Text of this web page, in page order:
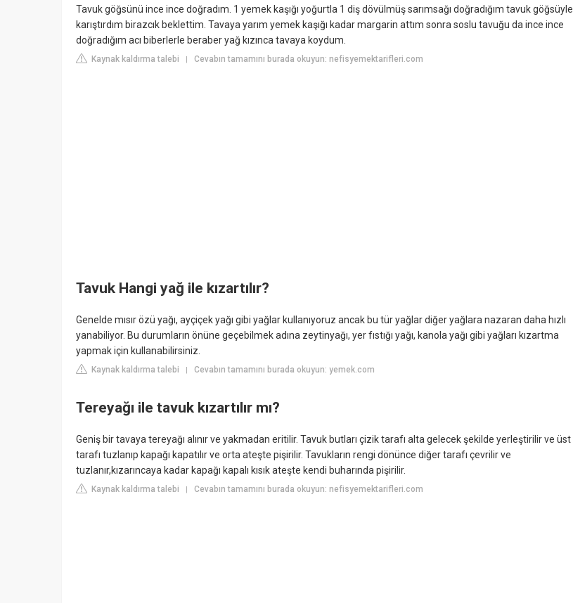
Tavuk göğsünü ince ince doğradım. 1 yemek kaşığı yoğurtla 1 diş dövülmüş sarımsağı doğradığım tavuk göğsüyle
karıştırdım birazcık beklettim. Tavaya yarım yemek kaşığı kadar margarin attım sonra soslu tavuğu da ince ince
doğradığım acı biberlerle beraber yağ kızınca tavaya koydum.
Kaynak kaldırma talebi | Cevabın tamamını burada okuyun: nefisyemektarifleri.com
Tavuk Hangi yağ ile kızartılır?
Genelde mısır özü yağı, ayçiçek yağı gibi yağlar kullanıyoruz ancak bu tür yağlar diğer yağlara nazaran daha hızlı
yanabiliyor. Bu durumların önüne geçebilmek adına zeytinyağı, yer fıstığı yağı, kanola yağı gibi yağları kızartma
yapmak için kullanabilirsiniz.
Kaynak kaldırma talebi Cevabın tamamını burada okuyun: yemek.com
Tereyağı ile tavuk kızartılır mı?
Geniş bir tavaya tereyağı alınır ve yakmadan eritilir. Tavuk butları çizik tarafı alta gelecek şekilde yerleştirilir ve üst
tarafı tuzlanıp kapağı kapatılır ve orta ateşte pişirilir. Tavukların rengi dönünce diğer tarafı çevrilir ve
tuzlanır,kızarıncaya kadar kapağı kapalı kısık ateşte kendi buharında pişirilir.
Kaynak kaldırma talebi Cevabın tamamını burada okuyun: nefisyemektarifleri.com